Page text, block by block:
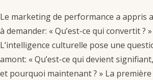
Le marketing de performance a appris
à demander: « Qu’est-ce qui convertit ? »
L’intelligence culturelle pose une
amont: « Qu’est-ce qui devient
et pourquoi maintenant ? » La